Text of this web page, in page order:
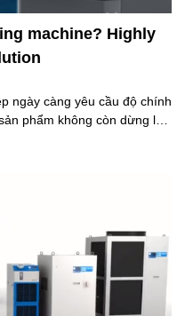
machine? Highly
ngày càng yêu cầu độ chính
phẩm không còn dừng lại
Tuy nhiên, không phải
nguyên lý và cách lựa
giúp bạn hiểu toàn diện về